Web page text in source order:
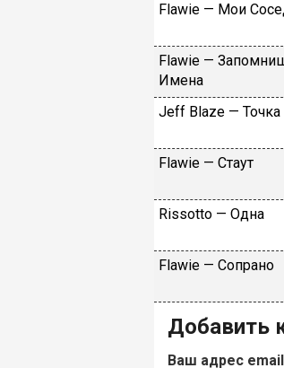
Flаwiе — Moи
Flаwiе —
Имeнa
Jеff Blаzе — Toчкa
Flаwiе — Cтaут
Rissоttо — Oднa
Flаwiе — Coпpaнo
Добавить
Ваш адрес